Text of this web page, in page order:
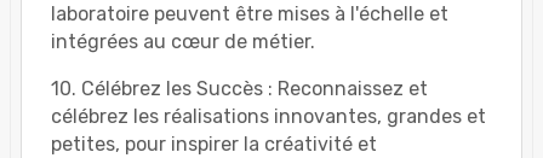
laboratoire peuvent être mises à l'échelle et
intégrées au cœur de métier.
10. Célébrez les Succès : Reconnaissez et
célébrez les réalisations innovantes, grandes et
petites, pour inspirer la créativité et